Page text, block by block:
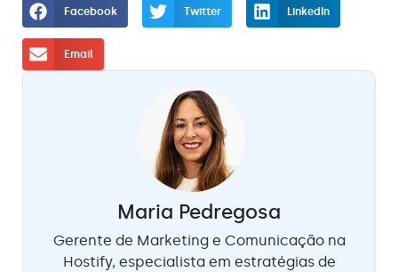
Facebook Twitter LinkedIn
Email
Maria Pedregosa
Gerente de Marketing e Comunicação na
Hostify, especialista em estratégias de